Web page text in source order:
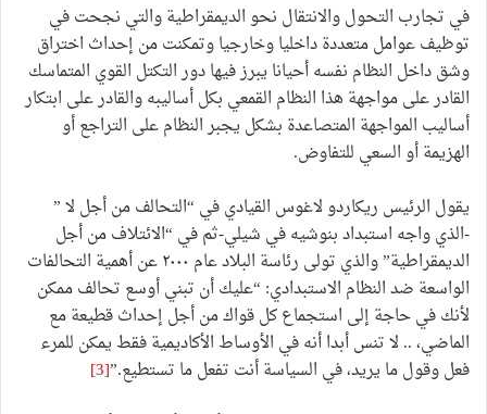
في تجارب التحول والانتقال نحو الديمقراطية والتي نجحت في
توظيف عوامل متعددة داخليا وخارجيا وتمكنت من إحداث اختراق
وشق داخل النظام نفسه أحيانا يبرز فيها دور التكتل القوي المتماسك
القادر على مواجهة هذا النظام القمعي بكل أساليبه والقادر على ابتكار
أساليب المواجهة المتصاعدة بشكل يجبر النظام على التراجع أو
الهزيمة أو السعي للتفاوض.
يقول الرئيس ريكاردو لاغوس القيادي في “التحالف من أجل لا ”
-الذي واجه استبداد بنوشيه في شيلي-ثم في “الائتلاف من أجل
الديمقراطية” والذي تولى رئاسة البلاد عام ٢٠٠٠ عن أهمية التحالفات
الواسعة ضد النظام الاستبدادي: “عليك أن تبني أوسع تحالف ممكن
لأنك في حاجة إلى استجماع كل قواك من أجل إحداث قطيعة مع
الماضي، .. لا تنس أبدا أنه في الأوساط الأكاديمية فقط يمكن للمرء
فعل وقول ما يريد، في السياسة أنت تفعل ما تستطيع.”[3]